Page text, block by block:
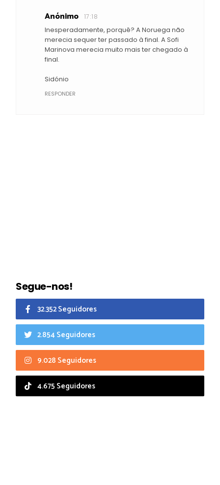
Anónimo 17:18
Inesperadamente, porquê? A Noruega não
merecia sequer ter passado à final. A Sofi
Marinova merecia muito mais ter chegado à
final.
Sidónio
RESPONDER
Segue-nos!
32.352 Seguidores
2.854 Seguidores
9.028 Seguidores
4.675 Seguidores